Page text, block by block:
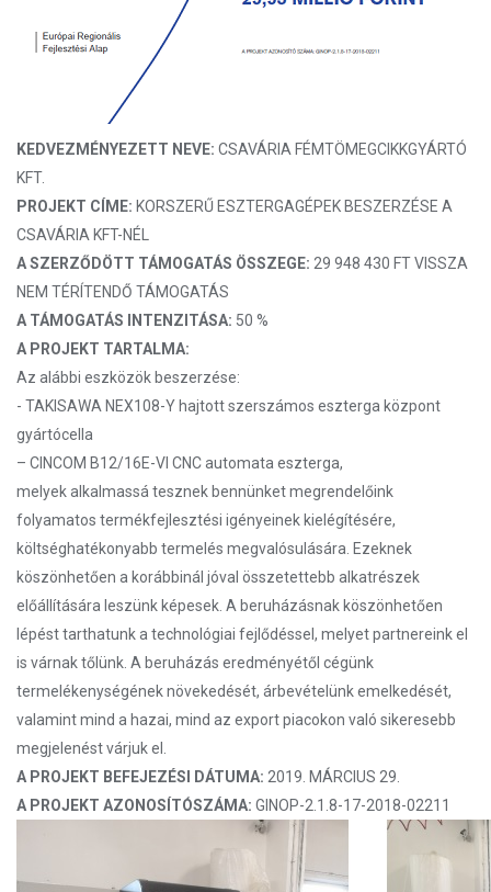
KEDVEZMÉNYEZETT NEVE: CSAVÁRIA FÉMTÖMEGCIKKGYÁRTÓ
KFT.
PROJEKT CÍME: KORSZERŰ ESZTERGAGÉPEK BESZERZÉSE A
CSAVÁRIA KFT-NÉL
A SZERZŐDÖTT TÁMOGATÁS ÖSSZEGE: 29 948 430 FT VISSZA
NEM TÉRÍTENDŐ TÁMOGATÁS
A TÁMOGATÁS INTENZITÁSA: 50 %
A PROJEKT TARTALMA:
Az alábbi eszközök beszerzése:
- TAKISAWA NEX108-Y hajtott szerszámos eszterga központ
gyártócella
– CINCOM B12/16E-VI CNC automata eszterga,
melyek alkalmassá tesznek bennünket megrendelőink
folyamatos termékfejlesztési igényeinek kielégítésére,
költséghatékonyabb termelés megvalósulására. Ezeknek
köszönhetően a korábbinál jóval összetettebb alkatrészek
előállítására leszünk képesek. A beruházásnak köszönhetően
lépést tarthatunk a technológiai fejlődéssel, melyet partnereink el
is várnak tőlünk. A beruházás eredményétől cégünk
termelékenységének növekedését, árbevételünk emelkedését,
valamint mind a hazai, mind az export piacokon való sikeresebb
megjelenést várjuk el.
A PROJEKT BEFEJEZÉSI DÁTUMA: 2019. MÁRCIUS 29.
A PROJEKT AZONOSÍTÓSZÁMA: GINOP-2.1.8-17-2018-02211